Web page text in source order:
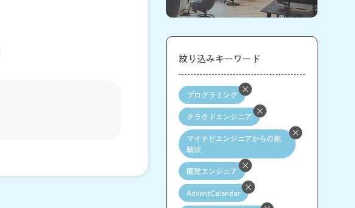
絞り込みキーワード
プログラミング
クラウドエンジニア
マイナビエンジニアからの挑
戦状
開発エンジニア
AdventCalendar